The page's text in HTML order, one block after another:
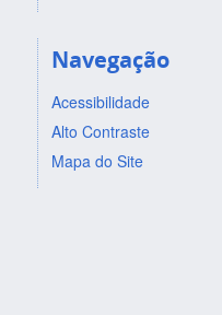
Navegação
Acessibilidade
Alto Contraste
Mapa do Site